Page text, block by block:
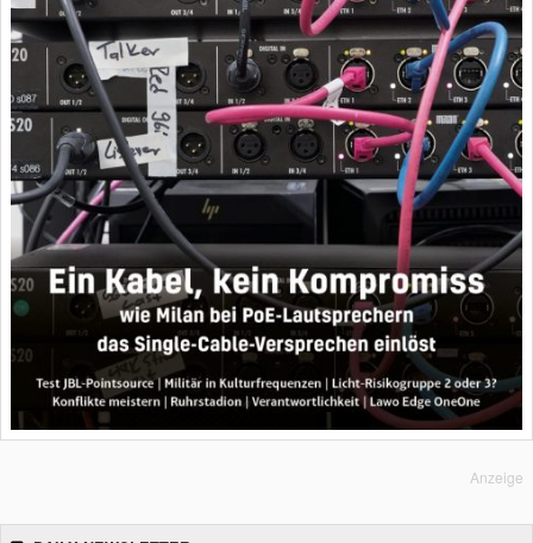
Anzeige